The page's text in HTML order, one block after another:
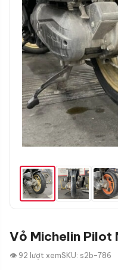
Vỏ Michelin
👁 92 lượt xemSKU: s2b-786